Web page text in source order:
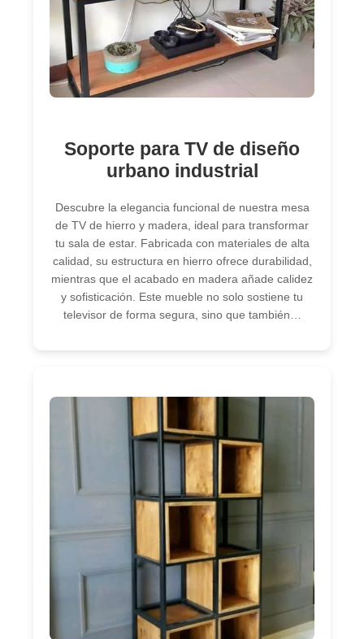
Soporte para TV de diseño
urbano industrial
Descubre la elegancia funcional de nuestra mesa
de TV de hierro y madera, ideal para transformar
tu sala de estar. Fabricada con materiales de alta
calidad, su estructura en hierro ofrece durabilidad,
mientras que el acabado en madera añade calidez
y sofisticación. Este mueble no solo sostiene tu
televisor de forma segura, sino que también…